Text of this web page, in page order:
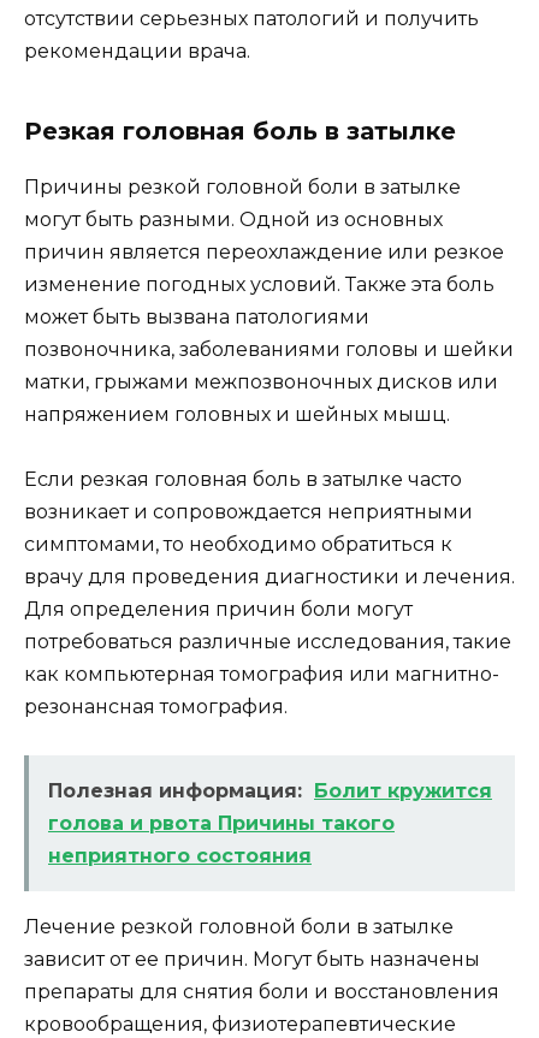
отсутствии серьезных патологий и получить
рекомендации врача.
Резкая головная боль в затылке
Причины резкой головной боли в затылке
могут быть разными. Одной из основных
причин является переохлаждение или резкое
изменение погодных условий. Также эта боль
может быть вызвана патологиями
позвоночника, заболеваниями головы и шейки
матки, грыжами межпозвоночных дисков или
напряжением головных и шейных мышц.
Если резкая головная боль в затылке часто
возникает и сопровождается неприятными
симптомами, то необходимо обратиться к
врачу для проведения диагностики и лечения.
Для определения причин боли могут
потребоваться различные исследования, такие
как компьютерная томография или магнитно-
резонансная томография.
Полезная информация:
Болит кружится
голова и рвота Причины такого
неприятного состояния
Лечение резкой головной боли в затылке
зависит от ее причин. Могут быть назначены
препараты для снятия боли и восстановления
кровообращения, физиотерапевтические